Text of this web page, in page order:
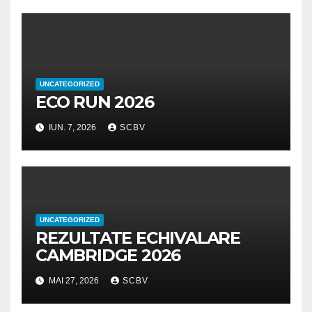
UNCATEGORIZED
ECO RUN 2026
IUN. 7, 2026 SCBV
UNCATEGORIZED
REZULTATE ECHIVALARE
CAMBRIDGE 2026
MAI 27, 2026 SCBV